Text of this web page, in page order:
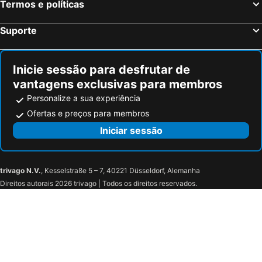
Termos e políticas
Suporte
Inicie sessão para desfrutar de
vantagens exclusivas para membros
Personalize a sua experiência
Ofertas e preços para membros
Iniciar sessão
trivago N.V., Kesselstraße 5 – 7, 40221 Düsseldorf, Alemanha
Direitos autorais 2026 trivago | Todos os direitos reservados.